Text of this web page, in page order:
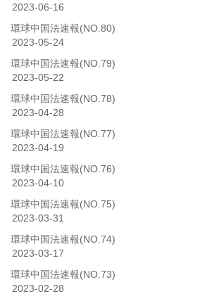
2023-06-16
環球中国法速報(NO.80)
2023-05-24
環球中国法速報(NO.79)
2023-05-22
環球中国法速報(NO.78)
2023-04-28
環球中国法速報(NO.77)
2023-04-19
環球中国法速報(NO.76)
2023-04-10
環球中国法速報(NO.75)
2023-03-31
環球中国法速報(NO.74)
2023-03-17
環球中国法速報(NO.73)
2023-02-28